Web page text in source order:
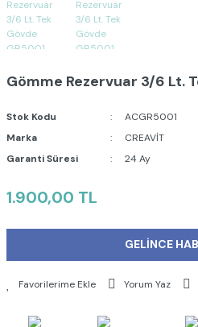
Gömme Rezervuar 3/6 Lt.
Stok Kodu
ACGR5001
Marka
CREAVİT
Garanti Süresi
24 Ay
1.900,00 TL
GELİNCE
Yorum Yaz